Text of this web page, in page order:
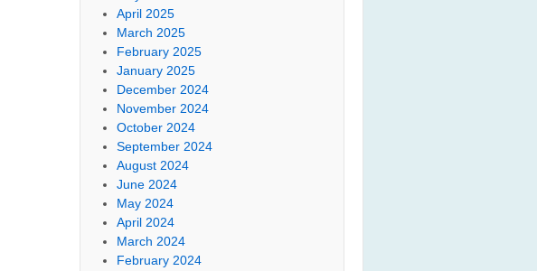
April 2025
March 2025
February 2025
January 2025
December 2024
November 2024
October 2024
September 2024
August 2024
June 2024
May 2024
April 2024
March 2024
February 2024